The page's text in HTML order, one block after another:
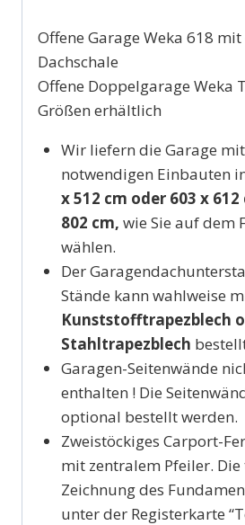
Offene Garage Weka 618
Dachschale
Offene Doppelgarage Weka
Größen erhältlich
Wir liefern die Garage
notwendigen Einbauten
x 512 cm oder 603 x
802 cm, wie Sie auf dem
wählen.
Der
Stände kann wahlweise
Kunststofftrapezblech
Stahltrapezblech
Garagen-Seitenwände
enthalten ! Die
optional bestellt werden.
Zweistöckiges Carport-
mit zentralem Pfeiler. Die
Zeichnung des
unter der Registerkarte